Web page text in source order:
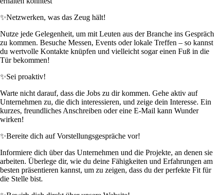
✨Netzwerken, was das Zeug hält!
Nutze jede Gelegenheit, um mit Leuten aus der Branche ins Gespräch
zu kommen. Besuche Messen, Events oder lokale Treffen – so kannst
du wertvolle Kontakte knüpfen und vielleicht sogar einen Fuß in die
Tür bekommen!
✨Sei proaktiv!
Warte nicht darauf, dass die Jobs zu dir kommen. Gehe aktiv auf
Unternehmen zu, die dich interessieren, und zeige dein Interesse. Ein
kurzes, freundliches Anschreiben oder eine E-Mail kann Wunder
wirken!
✨Bereite dich auf Vorstellungsgespräche vor!
Informiere dich über das Unternehmen und die Projekte, an denen sie
arbeiten. Überlege dir, wie du deine Fähigkeiten und Erfahrungen am
besten präsentieren kannst, um zu zeigen, dass du der perfekte Fit für
die Stelle bist.